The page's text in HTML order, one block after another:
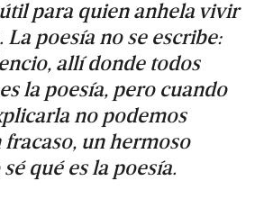
para quien anhela vivir
poesía no se escribe:
allí donde todos
la poesía, pero cuando
no podemos
fracaso, un hermoso
qué es la poesía.